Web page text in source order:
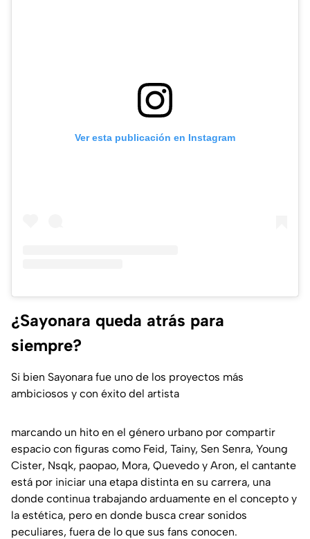
Ver esta publicación en Instagram
¿Sayonara queda atrás para
siempre?
Si bien Sayonara fue uno de los proyectos más
ambiciosos y con éxito del artista
marcando un hito en el género urbano por compartir
espacio con figuras como Feid, Tainy, Sen Senra, Young
Cister, Nsqk, paopao, Mora, Quevedo y Aron, el cantante
está por iniciar una etapa distinta en su carrera, una
donde continua trabajando arduamente en el concepto y
la estética, pero en donde busca crear sonidos
peculiares, fuera de lo que sus fans conocen.